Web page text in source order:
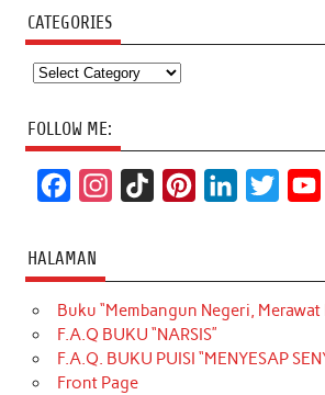
CATEGORIES
Categories
FOLLOW ME:
c
e
b
o
o
t
a
g
r
T
o
k
t
e
r
k
e
d
t
t
e
HALAMAN
Buku “Membangun Negeri, Merawat
F.A.Q BUKU “NARSIS”
F.A.Q. BUKU PUISI “MENYESAP
Front Page